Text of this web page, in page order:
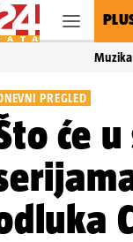
Muzika
PREGLED
će